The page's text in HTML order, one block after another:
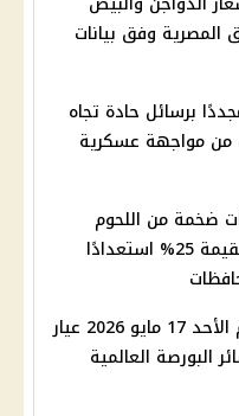
المصرية وفق بيانات
برسائل حادة تجاه
مواجهة عسكرية
ضخمة من اللحوم
والسلع المخفضة بقيمة 25% استعدادًا
أسعار الذهب اليوم الأحد 17 مايو 2026 عيار